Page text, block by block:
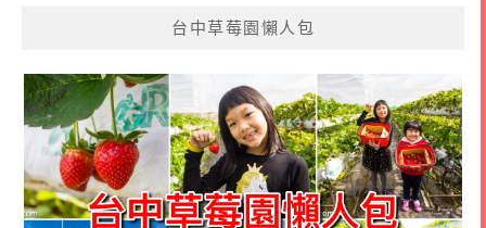
台中草莓園懶人包